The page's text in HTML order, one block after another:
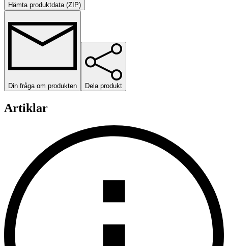
Hämta produktdata (ZIP)
Din fråga om produkten Dela produkt
Artiklar